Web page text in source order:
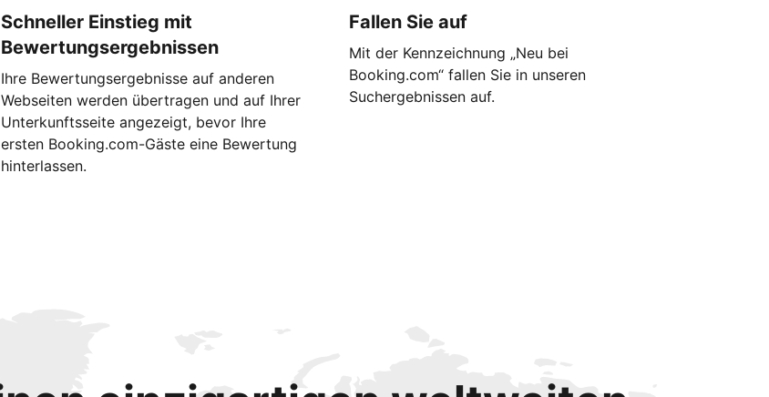
Schneller Einstieg mit
Bewertungsergebnissen
Ihre Bewertungsergebnisse auf anderen
Webseiten werden übertragen und auf Ihrer
Unterkunftsseite angezeigt, bevor Ihre
ersten Booking.com-Gäste eine Bewertung
hinterlassen.
Fallen Sie auf
Mit der Kennzeichnung „Neu bei
Booking.com“ fallen Sie in unseren
Suchergebnissen auf.